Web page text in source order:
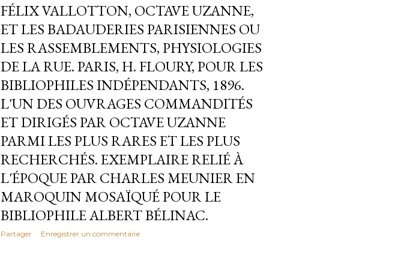
FÉLIX VALLOTTON, OCTAVE UZANNE,
ET LES BADAUDERIES PARISIENNES OU
LES RASSEMBLEMENTS, PHYSIOLOGIES
DE LA RUE. PARIS, H. FLOURY, POUR LES
BIBLIOPHILES INDÉPENDANTS, 1896.
L'UN DES OUVRAGES COMMANDITÉS
ET DIRIGÉS PAR OCTAVE UZANNE
PARMI LES PLUS RARES ET LES PLUS
RECHERCHÉS. EXEMPLAIRE RELIÉ À
L'ÉPOQUE PAR CHARLES MEUNIER EN
MAROQUIN MOSAÏQUÉ POUR LE
BIBLIOPHILE ALBERT BÉLINAC.
Partager Enregistrer un commentaire